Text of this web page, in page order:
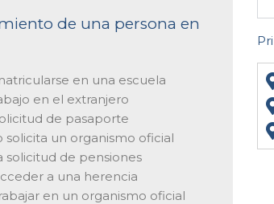
de una persona en
en una escuela
en el extranjero
de pasaporte
solicita un organismo oficial
solicitud de pensiones
a una herencia
en un organismo oficial